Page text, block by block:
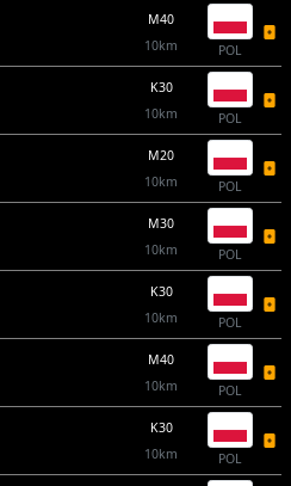
M40
10km
POL
K30
10km
POL
M20
10km
POL
M30
10km
POL
K30
10km
POL
M40
10km
POL
K30
10km
POL